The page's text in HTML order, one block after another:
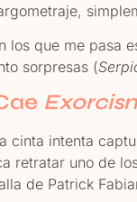
los que me pasa
sorpresas (
cinta intenta
retratar uno de
de Patrick